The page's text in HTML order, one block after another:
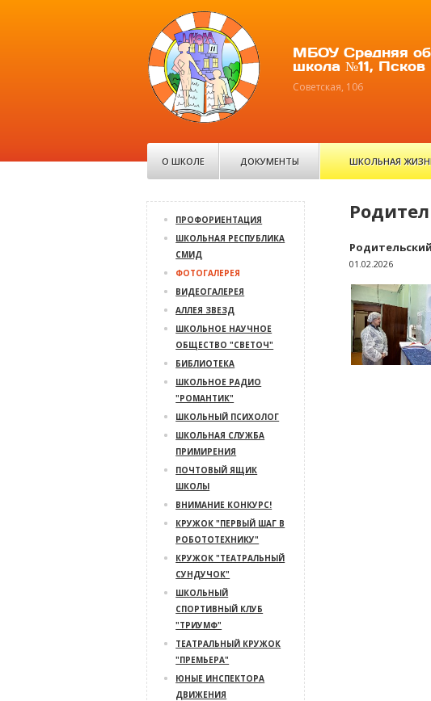
МБОУ Средняя
школа №11, Псков
Советская, 106
О ШКОЛЕ ДОКУМЕНТЫ ШКОЛЬНАЯ
01.02.2026
ПРОФОРИЕНТАЦИЯ
ШКОЛЬНАЯ РЕСПУБЛИКА
СМИД
ФОТОГАЛЕРЕЯ
ВИДЕОГАЛЕРЕЯ
АЛЛЕЯ ЗВЕЗД
ШКОЛЬНОЕ НАУЧНОЕ
ОБЩЕСТВО "СВЕТОЧ"
БИБЛИОТЕКА
ШКОЛЬНОЕ РАДИО
"РОМАНТИК"
ШКОЛЬНЫЙ ПСИХОЛОГ
ШКОЛЬНАЯ СЛУЖБА
ПРИМИРЕНИЯ
ПОЧТОВЫЙ ЯЩИК
ШКОЛЫ
ВНИМАНИЕ КОНКУРС!
КРУЖОК "ПЕРВЫЙ ШАГ В
РОБОТОТЕХНИКУ"
КРУЖОК "ТЕАТРАЛЬНЫЙ
СУНДУЧОК"
ШКОЛЬНЫЙ
СПОРТИВНЫЙ КЛУБ
"ТРИУМФ"
ТЕАТРАЛЬНЫЙ КРУЖОК
"ПРЕМЬЕРА"
ЮНЫЕ ИНСПЕКТОРА
ДВИЖЕНИЯ